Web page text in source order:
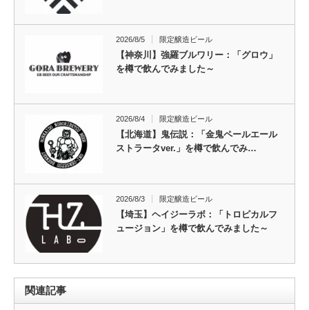
2026/8/5 限定醸造ビール
【神奈川】強羅ブルワリー：「グロウ」
を樽で飲んでみました～
2026/8/4 限定醸造ビール
【北海道】鬼伝説：「金鬼ペールエール
ストラータver.」を樽で飲んでみ…
2026/8/3 限定醸造ビール
【埼玉】ヘイジーラボ：「トロピカルフ
ュージョン」を樽で飲んでみました～
関連記事